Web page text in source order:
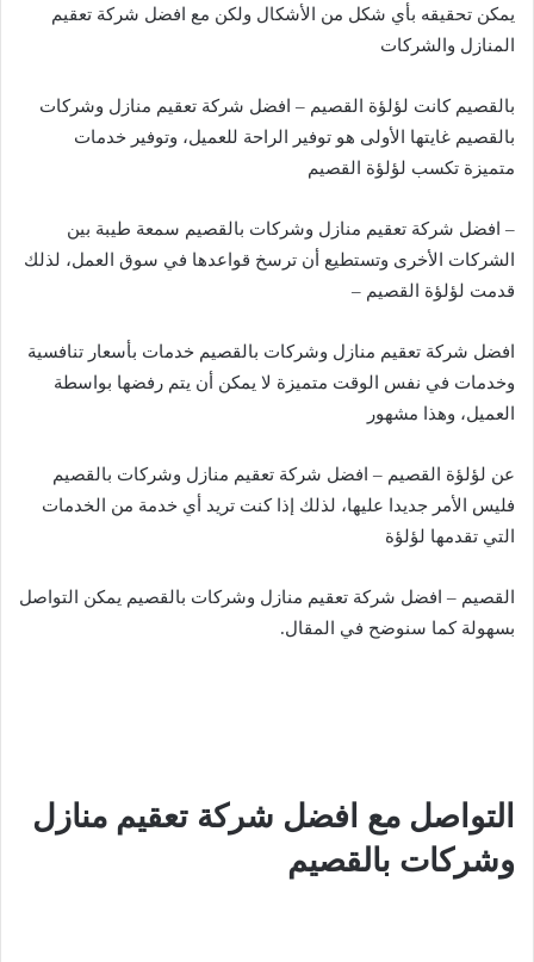
يمكن تحقيقه بأي شكل من الأشكال ولكن مع افضل شركة تعقيم
المنازل والشركات
بالقصيم كانت لؤلؤة القصيم – افضل شركة تعقيم منازل وشركات
بالقصيم غايتها الأولى هو توفير الراحة للعميل، وتوفير خدمات
متميزة تكسب لؤلؤة القصيم
– افضل شركة تعقيم منازل وشركات بالقصيم سمعة طيبة بين
الشركات الأخرى وتستطيع أن ترسخ قواعدها في سوق العمل، لذلك
قدمت لؤلؤة القصيم –
افضل شركة تعقيم منازل وشركات بالقصيم خدمات بأسعار تنافسية
وخدمات في نفس الوقت متميزة لا يمكن أن يتم رفضها بواسطة
العميل، وهذا مشهور
عن لؤلؤة القصيم – افضل شركة تعقيم منازل وشركات بالقصيم
فليس الأمر جديدا عليها، لذلك إذا كنت تريد أي خدمة من الخدمات
التي تقدمها لؤلؤة
القصيم – افضل شركة تعقيم منازل وشركات بالقصيم يمكن التواصل
بسهولة كما سنوضح في المقال.
التواصل مع افضل شركة تعقيم منازل
وشركات بالقصيم